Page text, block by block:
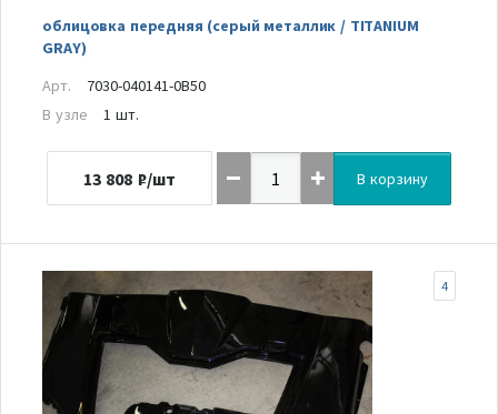
облицовка передняя (серый металлик / TITANIUM
GRAY)
Арт.
7030-040141-0B50
В узле
1 шт.
13 808 ₽/шт В корзину
4